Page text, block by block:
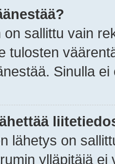
on sallittu vain
tulosten
Sinulla
lähetys on
ylläpitäjä